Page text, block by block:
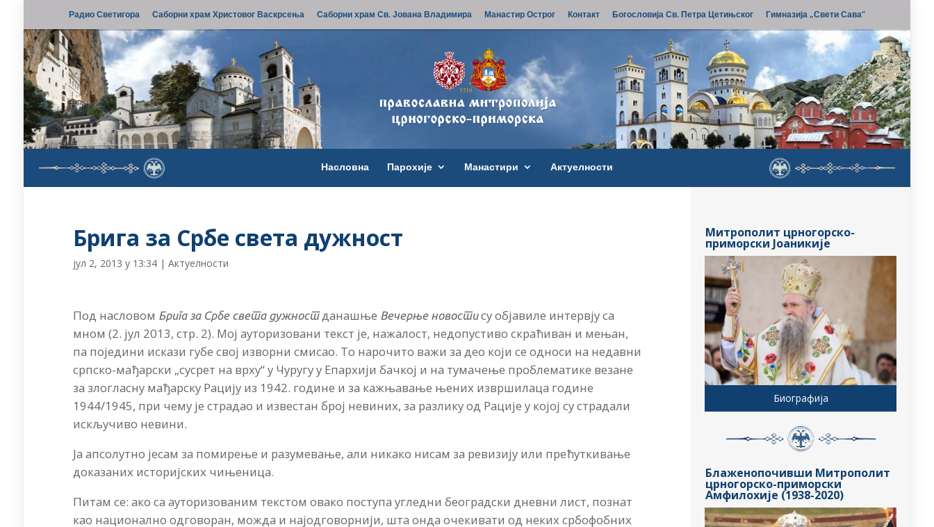
Радио Светигора Саборни храм Христовог Васкрсења Саборни храм Св. Јована Владимира Манастир Острог Контакт Богословија Св. Петра Цетињског Гимназија „Свети Сава“
Насловна Парохије Манастири Актуелности
Брига за Србе света дужност
јул 2, 2013 у 13:34 |Актуелности
Под насловом Брига за Србе света дужностданашње Вечерње новостису објавиле интервју са
мном (2. јул 2013, стр. 2). Мој ауторизовани текст је, нажалост, недопустиво скраћиван и мењан,
па поједини искази губе свој изворни смисао. То нарочито важи за део који се односи на недавни
српско-мађарски „сусрет на врху“ у Чуругу у Епархији бачкој и на тумачење проблематике везане
за злогласну мађарску Рацију из 1942. године и за кажњавање њених извршилаца године
1944/1945, при чему је страдао и известан број невиних, за разлику од Рације у којој су страдали
искључиво невини.
Ја апсолутно јесам за помирење и разумевање, али никако нисам за ревизију или прећуткивање
доказаних историјских чињеница.
Питам се: ако са ауторизованим текстом овако поступа угледни београдски дневни лист, познат
као национално одговоран, можда и најодговорнији, шта онда очекивати од неких србофобних
Митрополит црногорско-
приморски Јоаникије
Биографија
Блаженопочивши Митрополит
црногорско-приморски
Амфилохије (1938-2020)